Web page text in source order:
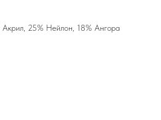
25% Нейлон, 18% Ангора